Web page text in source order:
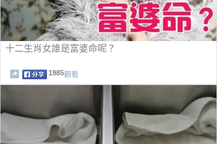
十二生肖女誰是富婆命呢？
1985觀看